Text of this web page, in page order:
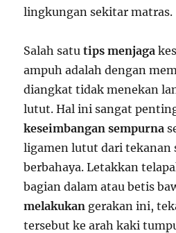
lingkungan sekitar matras.
Salah satutips menjaga
ampuh adalah dengan
diangkat tidak menekan
lutut. Hal ini sangat
keseimbangan sempurna
ligamen lutut dari tekanan
berbahaya. Letakkan
bagian dalam atau betis
melakukan gerakan ini,
tersebut ke arah kaki